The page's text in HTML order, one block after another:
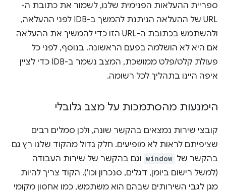
ספריית ההעלאות הפנימית שלנו, לשמור את כתובת ה-
URL של ההעלאה הניתנת להמשך ב-IDB לפני ההעלאה,
ולהשתמש בכתובת ה-URL הזו כדי להמשיך את ההעלאה
אם היא לא הושלמה בפעם הראשונה. בנוסף, לפני כל
פעולת קלט/פלט ממושכת, המצב נשמר ב-IDB כדי לציין
איפה היינו בתהליך לכל רשומה.
הימנעות מהסתמכות על מצב גלובלי
קובצי שירות נמצאים בהקשר שונה, ולכן סמלים רבים
שציפיתם לראות לא מופיעים. חלק גדול מהקוד שלנו רץ גם
בהקשר של window וגם בהקשר של שירות העבודה
(למשל רישום ביומן, דגלים, סנכרון וכו'). הקוד צריך להיות
מגן לגבי השירותים שבהם הוא משתמש, כמו אחסון מקומי